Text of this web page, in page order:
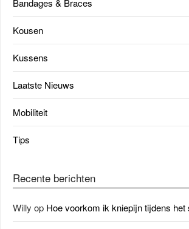
Bandages & Braces
Kousen
Kussens
Laatste Nieuws
Mobiliteit
Tips
Recente berichten
Willy op Hoe voorkom ik kniepijn tijdens het